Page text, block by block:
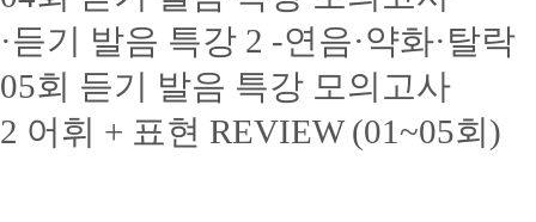
·듣기 발음 특강 2 -연음·약화·탈락
05회 듣기 발음 특강 모의고사
2 어휘 + 표현 REVIEW (01~05회)